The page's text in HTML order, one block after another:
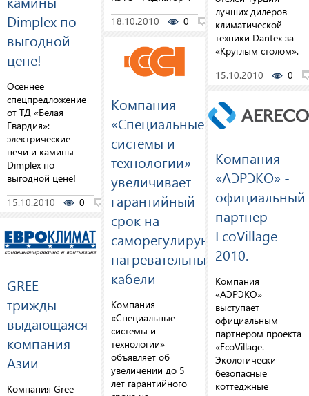
Dimplex по
выгодной
цене!
Осеннее
спецпредложение
от ТД «Белая
Гвардия»:
электрические
печи и камины
Dimplex по
выгодной цене!
15.10.2010
0 0
GREE —
трижды
выдающаяся
компания
Азии
Компания Gree
18.10.2010
0 0
Компания
«Специальные
системы и
технологии»
увеличивает
гарантийный
срок на
саморегулирующиеся
нагревательные
кабели
Компания
«Специальные
системы и
технологии»
объявляет об
увеличении до 5
лет гарантийного
лучших дилеров
климатической
техники Dantex за
«Круглым столом».
15.10.2010
0
Компания
«АЭРЭКО» -
официальный
партнер
EcoVillage
2010.
Компания
«АЭРЭКО»
выступает
официальным
партнером проекта
«EcoVillage.
Экологически
безопасные
коттеджные